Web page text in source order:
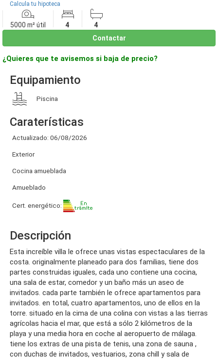
Calcula tu hipoteca
5000 m² útil 4
4
Contactar
¿Quieres que te avisemos si baja de precio?
Equipamiento
Piscina
Caraterísticas
Actualizado: 06/08/2026
Exterior
Cocina amueblada
Amueblado
Cert. energético:
Descripción
esta increíble villa le ofrece unas vistas espectaculares de la
costa. originalmente planeado para dos familias, tiene dos
partes construidas iguales, cada uno contiene una cocina,
una sala de estar, comedor y un baño más un aseo de
invitados. cada parte también le ofrece apartamentos para
invitados. en total, cuatro apartamentos, uno de ellos en la
torre. situado en la cima de una colina con vistas a las tierras
agrícolas hacia el mar, que está a sólo 2 kilómetros de la
playa y una media hora en coche al aeropuerto de málaga.
tiene los extras de una pista de tenis, una zona de sauna ,
con duchas de invitados, vestuarios, zona chill y sala de